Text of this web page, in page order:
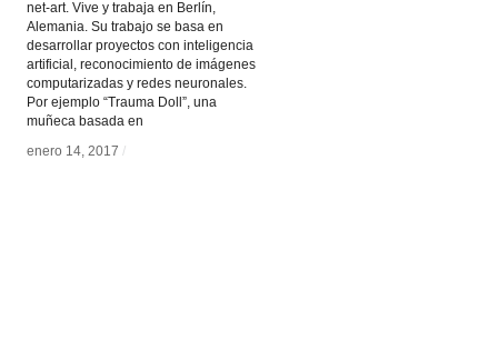
net-art. Vive y trabaja en Berlín,
Alemania. Su trabajo se basa en
desarrollar proyectos con inteligencia
artificial, reconocimiento de imágenes
computarizadas y redes neuronales.
Por ejemplo “Trauma Doll”, una
muñeca basada en
enero 14, 2017 /
enero 14, 2017 /